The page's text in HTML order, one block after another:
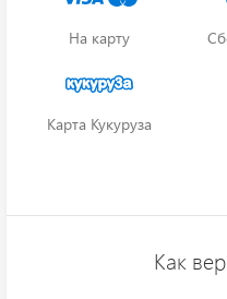
На карту
Карта Кукуруза
Как